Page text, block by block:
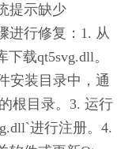
提示缺少
进行修复：1. 从
载qt5svg.dll。
安装目录中，通
根目录。3. 运行
进行注册。4.